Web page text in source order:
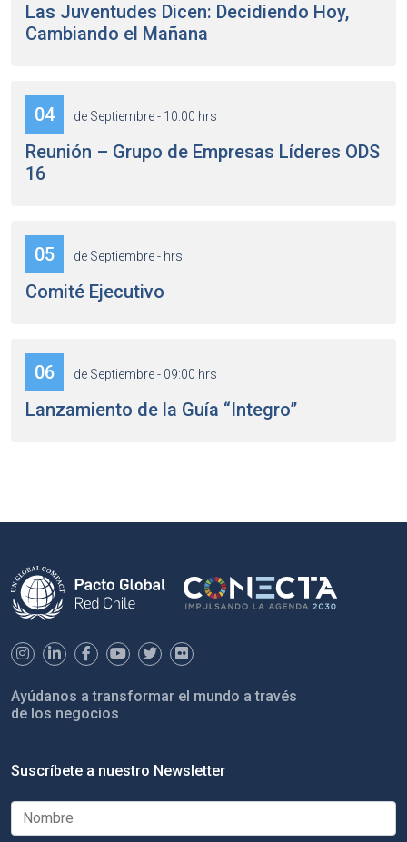
Las Juventudes Dicen: Decidiendo Hoy,
Cambiando el Mañana
04 de Septiembre - 10:00 hrs
Reunión – Grupo de Empresas Líderes ODS
16
05 de Septiembre - hrs
Comité Ejecutivo
06 de Septiembre - 09:00 hrs
Lanzamiento de la Guía “Integro”
Ayúdanos a transformar el mundo a través
de los negocios
Suscríbete a nuestro Newsletter